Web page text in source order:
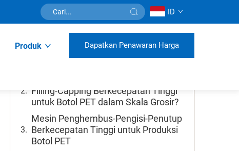
ID
Produk Dapatkan Penawaran Harga
Daftar Isi
Apa yang Membuatnya Penting bagi
Filling-Capping Berkecepatan Tinggi
untuk Botol PET dalam Skala Grosir?
Mesin Penghembus-Pengisi-Penutup
Berkecepatan Tinggi untuk Produksi
Botol PET